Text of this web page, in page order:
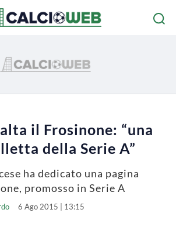
il Frosinone: “una
della Serie A”
ha dedicato una pagina
promosso in Serie A
6 Ago 2015 | 13:15